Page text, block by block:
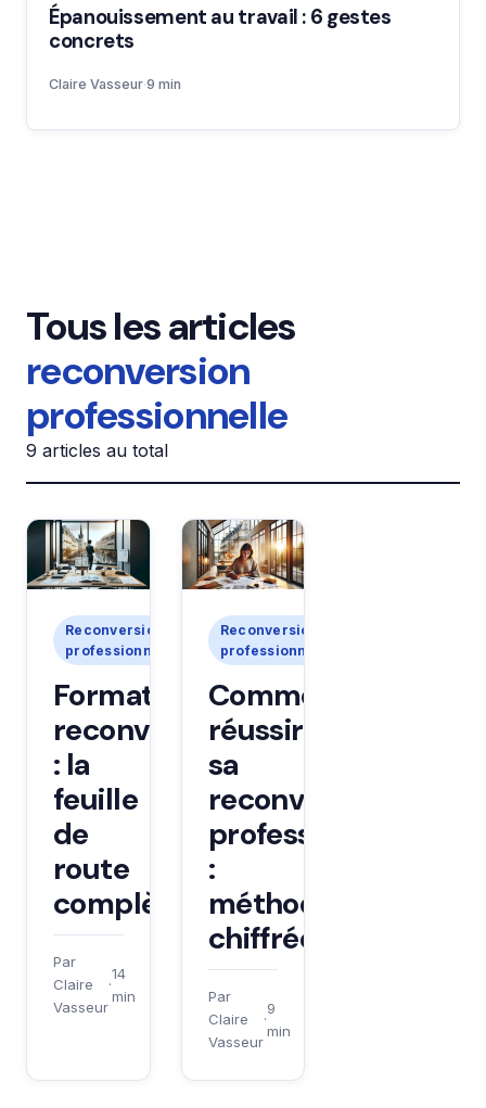
Épanouissement au travail : 6 gestes
concrets
Claire Vasseur·9 min
Tous les articles
reconversion
professionnelle
9 articles au total
Reconversion
professionnelle
Formation
reconversion
: la
feuille
de
route
complète
Par
Claire
Vasseur
·
14
min
Reconversion
professionnelle
Comment
réussir
sa
reconversion
professionnelle
:
méthode
chiffrée
Par
Claire
Vasseur
·
9
min